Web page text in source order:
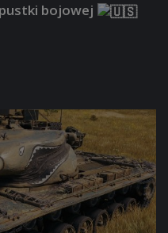
bojowej